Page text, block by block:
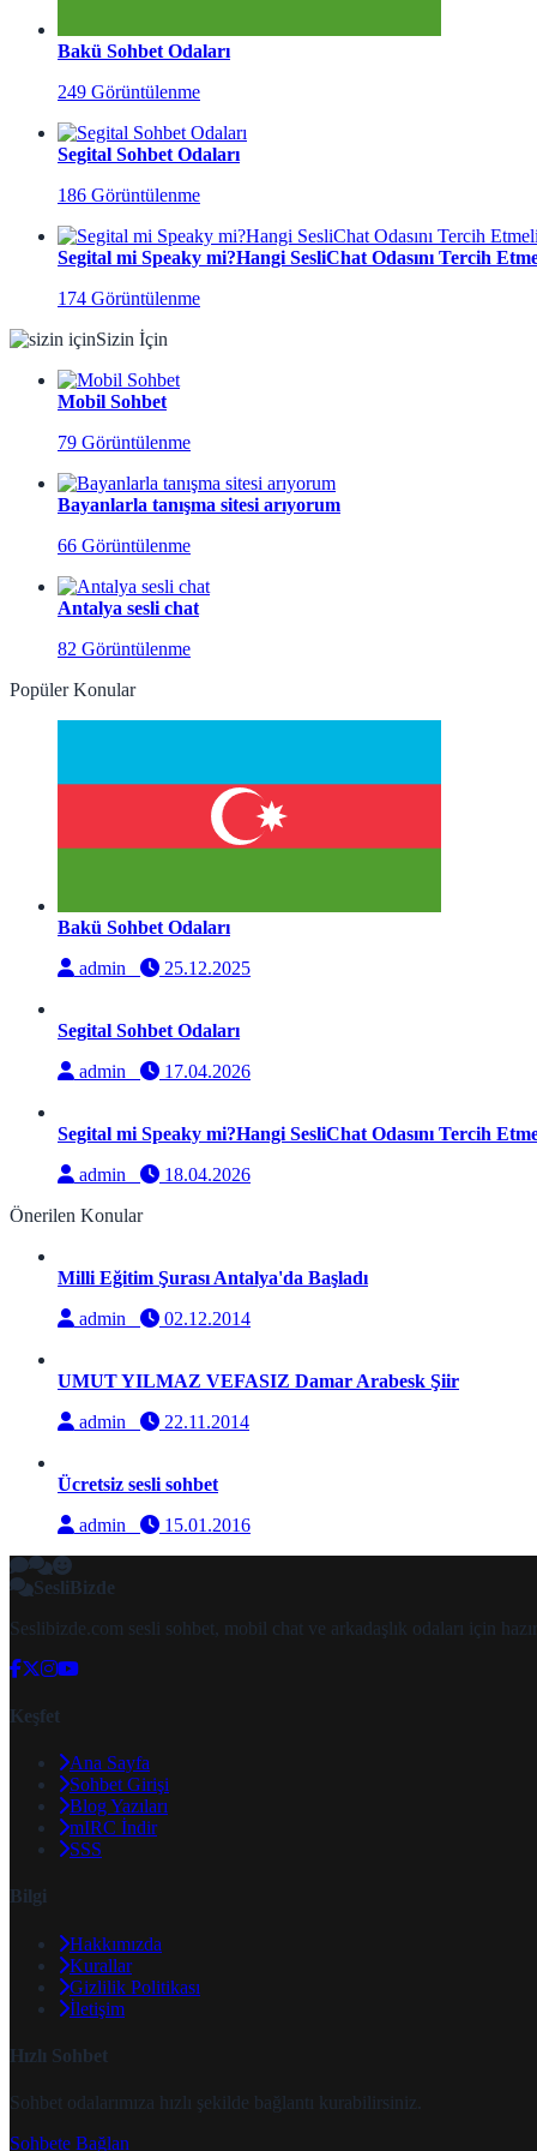
Bakü Sohbet Odaları
249 Görüntülenme
Segital Sohbet Odaları
186 Görüntülenme
Segital mi Speaky mi?Hangi SesliChat Odasını Tercih
174 Görüntülenme
Sizin İçin
Mobil Sohbet
79 Görüntülenme
Bayanlarla tanışma sitesi arıyorum
66 Görüntülenme
Antalya sesli chat
82 Görüntülenme
Popüler Konular
Bakü Sohbet Odaları
admin
25.12.2025
Segital Sohbet Odaları
admin
17.04.2026
Segital mi Speaky mi?Hangi SesliChat Odasını Tercih
admin
18.04.2026
Önerilen Konular
Milli Eğitim Şurası Antalya'da Başladı
admin
02.12.2014
UMUT YILMAZ VEFASIZ Damar Arabesk Şiir
admin
22.11.2014
Ücretsiz sesli sohbet
admin
15.01.2016
SesliBizde
Seslibizde.com sesli sohbet, mobil chat ve arkadaşlık odaları için
Keşfet
Ana Sayfa
Sohbet Girişi
Blog Yazıları
mIRC İndir
SSS
Bilgi
Hakkımızda
Kurallar
Gizlilik Politikası
İletişim
Hızlı Sohbet
Sohbet odalarımıza hızlı şekilde bağlantı kurabilirsiniz.
Sohbete Bağlan